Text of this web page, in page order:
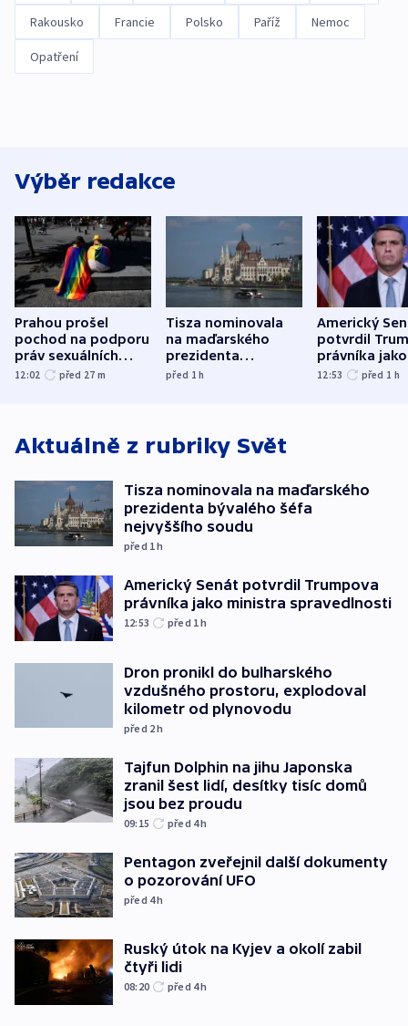
Rakousko Francie Polsko Paříž Nemoc
Opatření
Výběr redakce
Prahou prošel
pochod na podporu
práv sexuálních
menšin
12:02 před 27 m
Tisza nominovala
na maďarského
prezidenta
bývalého šéfa
před 1h
Americký
potvrdil
právníka jako
ministra
12:53 před 1 h
Aktuálně z rubriky Svět
Tisza nominovala na maďarského
prezidenta bývalého šéfa
nejvyššího soudu
před 1h
Americký Senát potvrdil Trumpova
právníka jako ministra spravedlnosti
12:53 před 1h
Dron pronikl do bulharského
vzdušného prostoru, explodoval
kilometr od plynovodu
před 2h
Tajfun Dolphin na jihu Japonska
zranil šest lidí, desítky tisíc domů
jsou bez proudu
09:15 před 4h
Pentagon zveřejnil další dokumenty
o pozorování UFO
před 4h
Ruský útok na Kyjev a okolí zabil
čtyři lidi
08:20 před 4h